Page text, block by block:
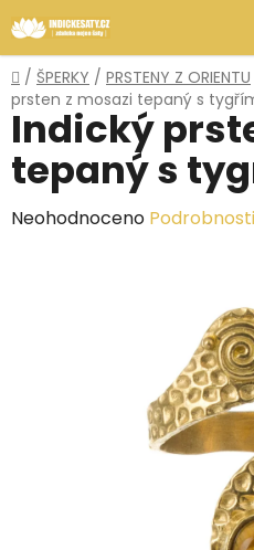
na
obsah
Domů
/ ŠPERKY / PRSTENY Z ORIENTU
prsten z mosazi tepaný s
Indický
tepaný s
Průměrné
Neohodnoceno